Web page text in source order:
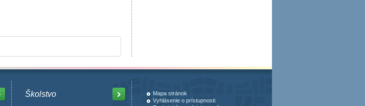
Školstvo
Mapa stránok
Vyhlásenie o prístupnosti